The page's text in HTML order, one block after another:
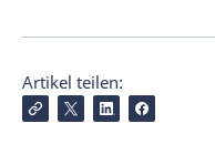
Artikel teilen: